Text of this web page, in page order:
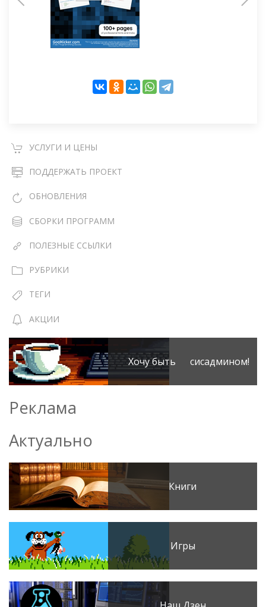
УСЛУГИ И ЦЕНЫ
ПОДДЕРЖАТЬ ПРОЕКТ
ОБНОВЛЕНИЯ
СБОРКИ ПРОГРАММ
ПОЛЕЗНЫЕ ССЫЛКИ
РУБРИКИ
ТЕГИ
АКЦИИ
Хочу быть сисадмином!
Реклама
Актуально
Книги
Игры